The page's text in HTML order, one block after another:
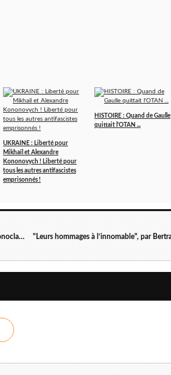
UKRAINE : Liberté pour
Mikhaïl et Alexandre
Kononovych ! Liberté pour
tous les autres antifascistes
emprisonnés !
HISTOIRE : Quand de Gaulle
quittait l'OTAN ...
- VIDEO - Inflation en France : Philippe Béchade des Econoclastes fait le point